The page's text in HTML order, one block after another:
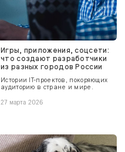
Игры, приложения, соцсети:
что создают разработчики
из разных городов России
Истории IT-проектов, покоряющих
аудиторию в стране и мире.
27 марта 2026